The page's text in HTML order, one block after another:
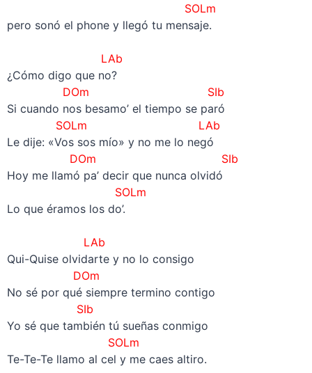
SOLm
pero sonó el phone y llegó tu mensaje.
LAb
¿Cómo digo que no?
DOm SIb
Si cuando nos besamo’ el tiempo se paró
SOLm LAb
Le dije: «Vos sos mío» y no me lo negó
DOm SIb
Hoy me llamó pa’ decir que nunca olvidó
SOLm
Lo que éramos los do’.
LAb
Qui-Quise olvidarte y no lo consigo
DOm
No sé por qué siempre termino contigo
SIb
Yo sé que también tú sueñas conmigo
SOLm
Te-Te-Te llamo al cel y me caes altiro.